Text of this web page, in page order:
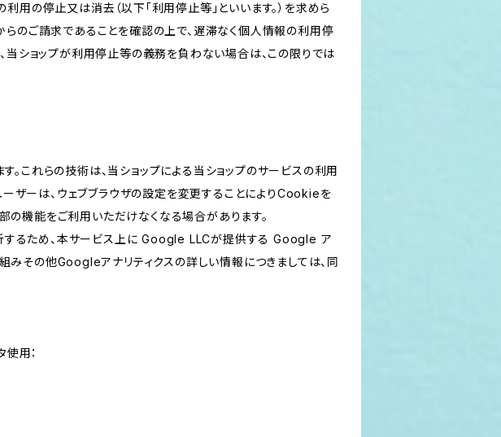
の停止又は消去（以下「利用停止等」といいます。）を求めら
のご請求であることを確認の上で、遅滞なく個人情報の利用停
当ショップが利用停止等の義務を負わない場合は、この限りでは
。これらの技術は、当ショップによる当ショップのサービスの利用
ザーは、ウェブブラウザの設定を変更することによりCookieを
の機能をご利用いただけなくなる場合があります。
析するため、本サービス上に Google LLCが提供する Google ア
みその他Googleアナリティクスの詳しい情報につきましては、同
用：